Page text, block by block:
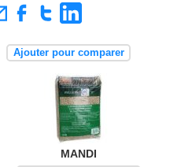
Ajouter pour comparer
MANDI